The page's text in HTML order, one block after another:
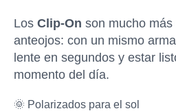
Los Clip-On son mucho
anteojos: con un mismo
lente en segundos y estar
momento del día.
🌞 Polarizados para el sol